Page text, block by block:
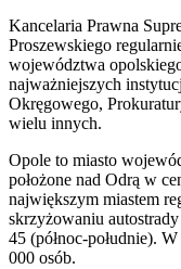
Kancelaria Prawna
Proszewskiego
województwa
najważniejszych
Okręgowego,
wielu innych.
Opole to miasto
położone nad Odrą w
największym miastem
skrzyżowaniu
45 (północ-południe).
000 osób.